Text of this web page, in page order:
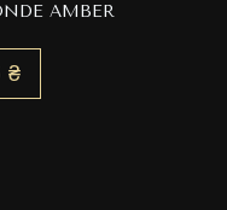
AMBER
₴